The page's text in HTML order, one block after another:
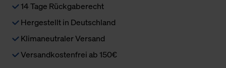
14 Tage Rückgaberecht
Hergestellt in Deutschland
Klimaneutraler Versand
Versandkostenfrei ab 150€